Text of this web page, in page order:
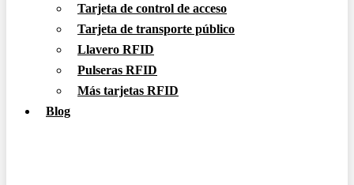
Tarjeta de control de acceso
Tarjeta de transporte público
Llavero RFID
Pulseras RFID
Más tarjetas RFID
Blog